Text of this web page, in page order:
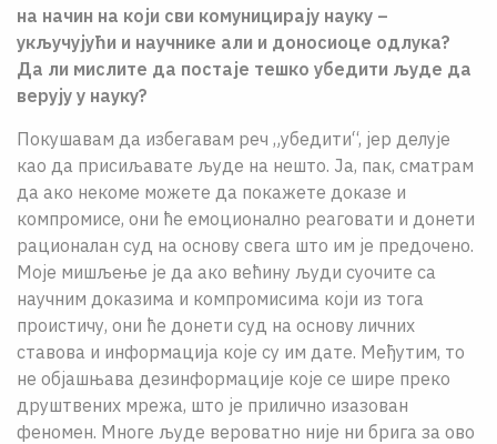
на начин на који сви комуницирају науку –
укључујући и научнике али и доносиоце одлука?
Да ли мислите да постаје тешко убедити људе да
верују у науку?
Покушавам да избегавам реч „убедити“, јер делује
као да присиљавате људе на нешто. Ја, пак, сматрам
да ако некоме можете да покажете доказе и
компромисе, они ће емоционално реаговати и донети
рационалан суд на основу свега што им је предочено.
Моје мишљење је да ако већину људи суочите са
научним доказима и компромисима који из тога
проистичу, они ће донети суд на основу личних
ставова и информација које су им дате. Међутим, то
не објашњава дезинформације које се шире преко
друштвених мрежа, што је прилично изазован
феномен. Многе људе вероватно није ни брига за ово